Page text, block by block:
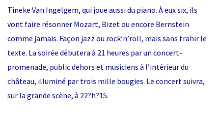
Tineke Van Ingelgem, qui joue aussi du piano. À eux six, ils
vont faire résonner Mozart, Bizet ou encore Bernstein
comme jamais. Façon jazz ou rock’n’roll, mais sans trahir le
texte. La soirée débutera à 21 heures par un concert-
promenade, public dehors et musiciens à l’intérieur du
château, illuminé par trois mille bougies. Le concert suivra,
sur la grande scène, à 22?h?15.